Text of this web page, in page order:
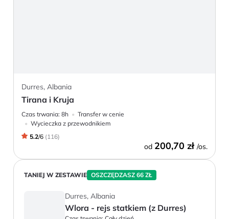
Durres, Albania
Tirana i Kruja
Czas trwania: 8h
Transfer w cenie
Wycieczka z przewodnikiem
5.2/6 (116)
od 200,70 zł /os.
TANIEJ W ZESTAWIE OSZCZĘDZASZ 66 ZŁ
Durres, Albania
Wlora - rejs statkiem (z Durres)